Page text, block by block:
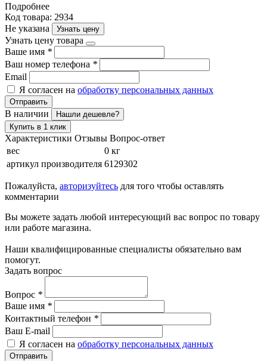
Подробнее
Код товара: 2934
Не указана
Узнать цену
Узнать цену товара
Ваше имя *
Ваш номер телефона *
Email
Я согласен на обработку персональных данных
Отправить
В наличии
Нашли дешевле?
Купить в 1 клик
Характеристики Отзывы Вопрос-ответ
вес
0 кг
артикул производителя 6129302
Пожалуйста, авторизуйтесь для того чтобы оставлять
комментарии
Вы можете задать любой интересующий вас вопрос по товару
или работе магазина.
Наши квалифицированные специалисты обязательно вам
помогут.
Задать вопрос
Вопрос *
Ваше имя *
Контактный телефон *
Ваш E-mail
Я согласен на обработку персональных данных
Отправить